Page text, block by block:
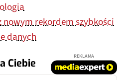
nowym rekordem szybkości
danych
Ciebie
REKLAMA